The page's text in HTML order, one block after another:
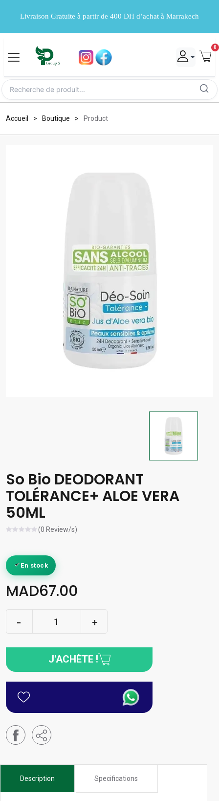
Livraison Gratuite à partir de 400 DH d’achat à Marrakech
0
Accueil Boutique Product
So Bio DEODORANT
TOLÉRANCE+ ALOE VERA
50ML
(0 Review/s)
En stock
MAD67.00
J'ACHÈTE !
Description Specifications